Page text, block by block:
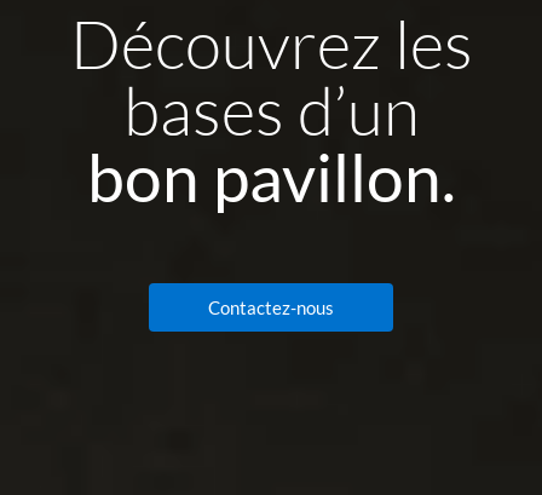
Découvrez les
bases d’un
bon pavillon.
Contactez-nous